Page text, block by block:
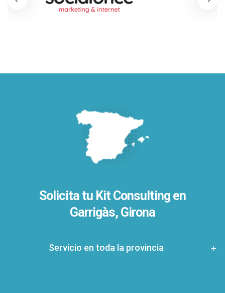
Solicita tu Kit Consulting en
Garrigàs, Girona
Servicio en toda la provincia